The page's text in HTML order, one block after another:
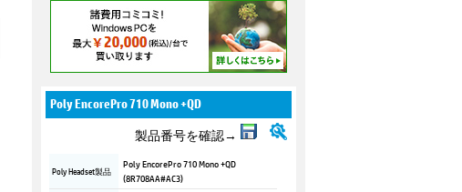
Poly EncorePro 710 Mono +QD
製品番号を確認→
Poly Headset製品
Poly EncorePro 710 Mono +QD
(8R708AA#AC3)